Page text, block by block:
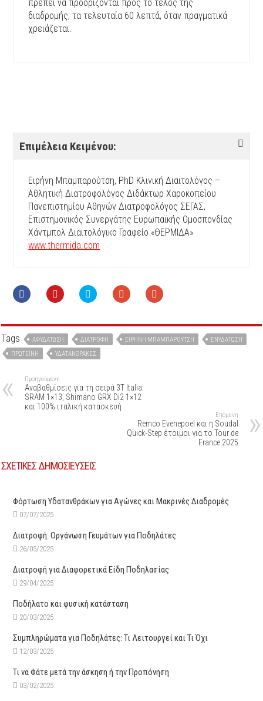
πρέπει να προορίζονται προς το τέλος της
διαδρομής, τα τελευταία 60 λεπτά, όταν πραγματικά
χρειάζεται.
Επιμέλεια Κειμένου:
Ειρήνη Μπαμπαρούτση, PhD Κλινική Διαιτολόγος –
Αθλητική Διατροφολόγος Διδάκτωρ Χαροκοπείου
Πανεπιστημίου Αθηνών Διατροφολόγος ΣΕΓΑΣ,
Επιστημονικός Συνεργάτης Ευρωπαϊκής Ομοσπονδίας
Χάντμπολ Διαιτολόγικο Γραφείο «ΘΕΡΜΙΔΑ»
www.thermida.com
Tags ΑΦΥΔΆΤΩΣΗ ΔΙΑΤΡΟΦΉ ΕΙΡΉΝΗ ΜΠΑΜΠΑΡΟΎΤΣΗ
ΕΝΥΔΆΤΩΣΗ
ΠΡΩΤΕΪ́ΝΗ
ΥΔΑΤΆΝΘΡΑΚΕΣ
Προηγούμενη
Αναβαθμίσεις για τη σειρά 3T Italia:
SRAM 1×13, Shimano GRX Di2 1×12
και 100% ιταλική κατασκευή
Επόμενη
Remco Evenepoel και η Soudal
Quick-Step έτοιμοι για το Tour de
France 2025
ΣΧΕΤΙΚΕΣ ΔΗΜΟΣΙΕΥΣΕΙΣ
Φόρτωση Υδατανθράκων για Αγώνες και Μακρινές Διαδρομές
07/07/2025
Διατροφή: Οργάνωση Γευμάτων για Ποδηλάτες
26/05/2025
Διατροφή για Διαφορετικά Είδη Ποδηλασίας
29/04/2025
Ποδήλατο και φυσική κατάσταση
20/03/2025
Συμπληρώματα για Ποδηλάτες: Τι Λειτουργεί και Τι Όχι
12/03/2025
Τι να Φάτε μετά την άσκηση ή την Προπόνηση
03/02/2025